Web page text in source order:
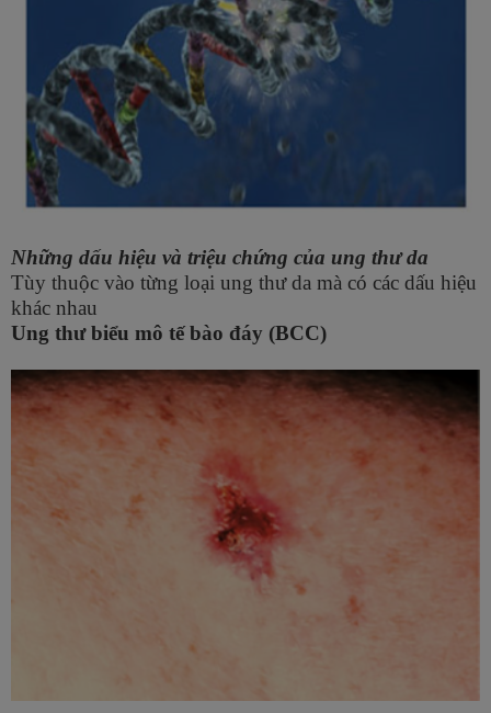
Những dấu hiệu và triệu chứng của ung thư da
Tùy thuộc vào từng loại ung thư da mà có các dấu hiệu
khác nhau
Ung thư biểu mô tế bào đáy (BCC)